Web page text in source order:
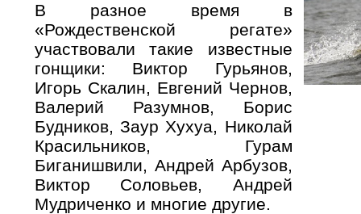
В разное время в
«Рождественской регате»
участвовали такие известные
гонщики: Виктор Гурьянов,
Игорь Скалин, Евгений Чернов,
Валерий Разумнов, Борис
Будников, Заур Хухуа, Николай
Красильников, Гурам
Биганишвили, Андрей Арбузов,
Виктор Соловьев, Андрей
Мудриченко и многие другие.